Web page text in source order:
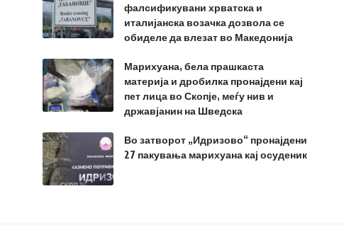
фалсификувани хрватска и
италијанска возачка дозвола се
обиделе да влезат во Македонија
Марихуана, бела прашкаста
материја и дробилка пронајдени кај
пет лица во Скопје, меѓу нив и
државјанин на Шведска
Во затворот „Идризово“ пронајдени
27 пакувања марихуана кај осуденик